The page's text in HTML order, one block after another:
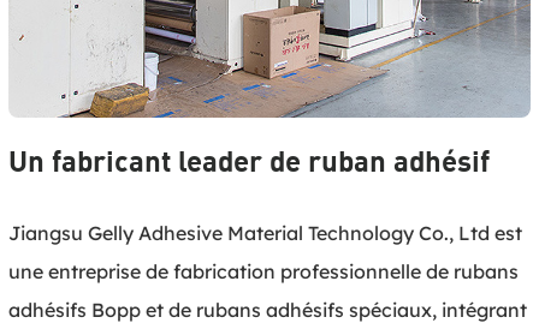
Un fabricant leader de ruban adhésif
Jiangsu Gelly Adhesive Material Technology Co., Ltd est
une entreprise de fabrication professionnelle de rubans
adhésifs Bopp et de rubans adhésifs spéciaux, intégrant